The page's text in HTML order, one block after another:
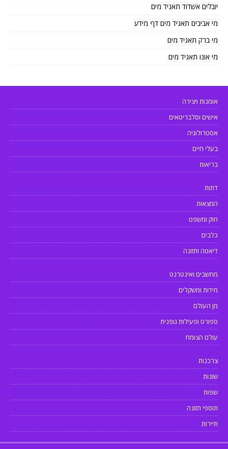
יובלים אשדוד תאגיד מים
מי אביבים תאגיד מים דף מידע
מי ברק תאגיד מים
מי אונו תאגיד מים
אומנות ויצירה
אישים וסלבריטאים
אסטרולוגיה
בעלי חיים
בריאות
דתות
המצאות
חוק ומשפט
כלבים
דיאטה ותזונה
מחשבים ואינטרנט
מידות ומשקלים
מן העולם
ספורט ופעילות גופנית
עולם הצומח
צרכנות
שונות
שפות
תוספי תזונה
תיירות